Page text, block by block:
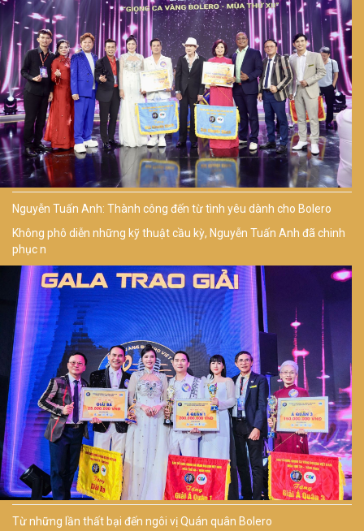
Nguyễn Tuấn Anh: Thành công đến từ tình yêu dành cho Bolero
Không phô diễn những kỹ thuật cầu kỳ, Nguyễn Tuấn Anh đã chinh
phục n
Từ những lần thất bại đến ngôi vị Quán quân Bolero